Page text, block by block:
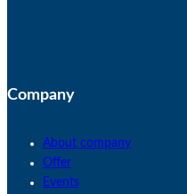
Company
About company
Offer
Events